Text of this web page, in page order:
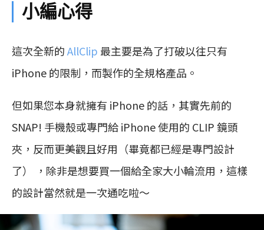
小編心得
這次全新的AllClip 最主要是為了打破以往只有
iPhone 的限制，而製作的全規格產品。
但如果您本身就擁有 iPhone 的話，其實先前的
SNAP! 手機殼或專門給 iPhone 使用的 CLIP 鏡頭
夾，反而更美觀且好用（畢竟都已經是專門設計
了） ，除非是想要買一個給全家大小輪流用，這樣
的設計當然就是一次通吃啦～